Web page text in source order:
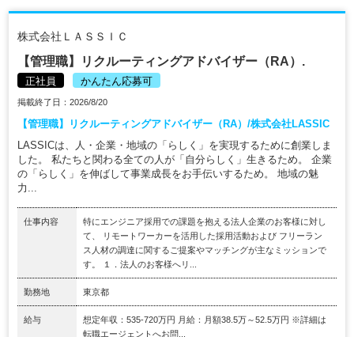
株式会社ＬＡＳＳＩＣ
【管理職】リクルーティングアドバイザー（RA）.
正社員 かんたん応募可
掲載終了日：2026/8/20
【管理職】リクルーティングアドバイザー（RA）/株式会社LASSIC
LASSICは、人・企業・地域の「らしく」を実現するために創業しま
した。 私たちと関わる全ての人が「自分らしく」生きるため。 企業
の「らしく」を伸ばして事業成長をお手伝いするため。 地域の魅
力...
仕事内容
特にエンジニア採用での課題を抱える法人企業のお客様に対し
て、 リモートワーカーを活用した採用活動および フリーラン
ス人材の調達に関するご提案やマッチングが主なミッションで
す。 １．法人のお客様へリ...
勤務地 東京都
給与
想定年収：535-720万円 月給：月額38.5万～52.5万円 ※詳細は
転職エージェントへお問...